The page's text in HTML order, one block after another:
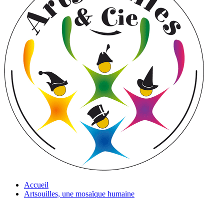
Accueil
Artsouilles, une mosaïque humaine